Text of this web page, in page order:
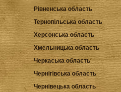
Рівненська область
Тернопільська область
Херсонська область
Хмельницька область
Черкаська область
Чернігівська область
Чернівецька область